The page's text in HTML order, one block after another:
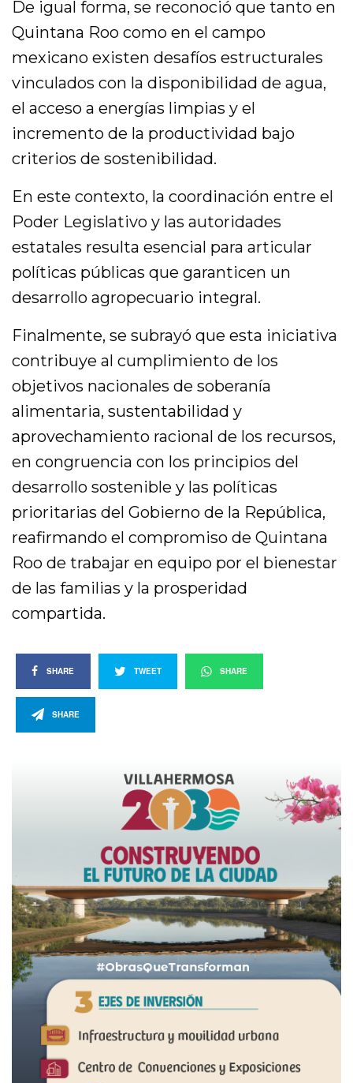
De igual forma, se reconoció que tanto en
Quintana Roo como en el campo
mexicano existen desafíos estructurales
vinculados con la disponibilidad de agua,
el acceso a energías limpias y el
incremento de la productividad bajo
criterios de sostenibilidad.
En este contexto, la coordinación entre el
Poder Legislativo y las autoridades
estatales resulta esencial para articular
políticas públicas que garanticen un
desarrollo agropecuario integral.
Finalmente, se subrayó que esta iniciativa
contribuye al cumplimiento de los
objetivos nacionales de soberanía
alimentaria, sustentabilidad y
aprovechamiento racional de los recursos,
en congruencia con los principios del
desarrollo sostenible y las políticas
prioritarias del Gobierno de la República,
reafirmando el compromiso de Quintana
Roo de trabajar en equipo por el bienestar
de las familias y la prosperidad
compartida.
SHARE TWEET SHARE
SHARE